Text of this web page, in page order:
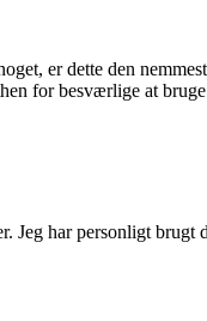
er dette den
for besværlige at
har personligt